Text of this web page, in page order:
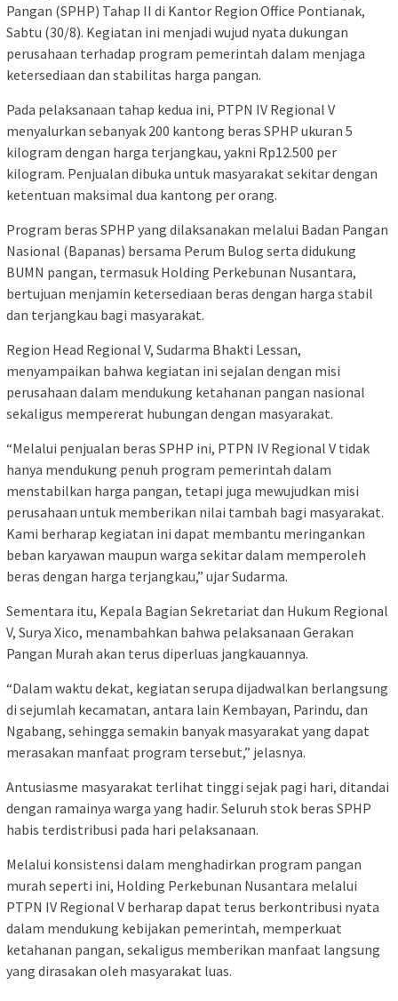
Pangan (SPHP) Tahap II di Kantor Region Office Pontianak,
Sabtu (30/8). Kegiatan ini menjadi wujud nyata dukungan
perusahaan terhadap program pemerintah dalam menjaga
ketersediaan dan stabilitas harga pangan.
Pada pelaksanaan tahap kedua ini, PTPN IV Regional V
menyalurkan sebanyak 200 kantong beras SPHP ukuran 5
kilogram dengan harga terjangkau, yakni Rp12.500 per
kilogram. Penjualan dibuka untuk masyarakat sekitar dengan
ketentuan maksimal dua kantong per orang.
Program beras SPHP yang dilaksanakan melalui Badan Pangan
Nasional (Bapanas) bersama Perum Bulog serta didukung
BUMN pangan, termasuk Holding Perkebunan Nusantara,
bertujuan menjamin ketersediaan beras dengan harga stabil
dan terjangkau bagi masyarakat.
Region Head Regional V, Sudarma Bhakti Lessan,
menyampaikan bahwa kegiatan ini sejalan dengan misi
perusahaan dalam mendukung ketahanan pangan nasional
sekaligus mempererat hubungan dengan masyarakat.
“Melalui penjualan beras SPHP ini, PTPN IV Regional V tidak
hanya mendukung penuh program pemerintah dalam
menstabilkan harga pangan, tetapi juga mewujudkan misi
perusahaan untuk memberikan nilai tambah bagi masyarakat.
Kami berharap kegiatan ini dapat membantu meringankan
beban karyawan maupun warga sekitar dalam memperoleh
beras dengan harga terjangkau,” ujar Sudarma.
Sementara itu, Kepala Bagian Sekretariat dan Hukum Regional
V, Surya Xico, menambahkan bahwa pelaksanaan Gerakan
Pangan Murah akan terus diperluas jangkauannya.
“Dalam waktu dekat, kegiatan serupa dijadwalkan berlangsung
di sejumlah kecamatan, antara lain Kembayan, Parindu, dan
Ngabang, sehingga semakin banyak masyarakat yang dapat
merasakan manfaat program tersebut,” jelasnya.
Antusiasme masyarakat terlihat tinggi sejak pagi hari, ditandai
dengan ramainya warga yang hadir. Seluruh stok beras SPHP
habis terdistribusi pada hari pelaksanaan.
Melalui konsistensi dalam menghadirkan program pangan
murah seperti ini, Holding Perkebunan Nusantara melalui
PTPN IV Regional V berharap dapat terus berkontribusi nyata
dalam mendukung kebijakan pemerintah, memperkuat
ketahanan pangan, sekaligus memberikan manfaat langsung
yang dirasakan oleh masyarakat luas.